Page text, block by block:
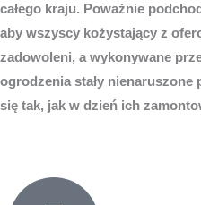
całego kraju. Poważnie
aby wszyscy kożystający z
zadowoleni, a wykonywane
ogrodzenia stały nienaruszone
się tak, jak w dzień ich